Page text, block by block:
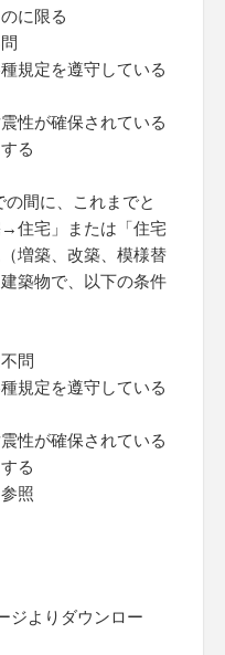
に限る
規定を遵守している
性が確保されている
る
の間に、これまでと
住宅」または「住宅
増築、改築、模様替
築物で、以下の条件
問
規定を遵守している
性が確保されている
る
照
ジよりダウンロー